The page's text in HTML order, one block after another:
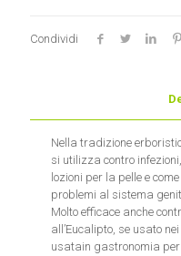
Condividi
Nella tradizione
si utilizza contro
lozioni per la pelle e
problemi al sistema
Molto efficace anche
all’Eucalipto, se usato
usatain gastronomia